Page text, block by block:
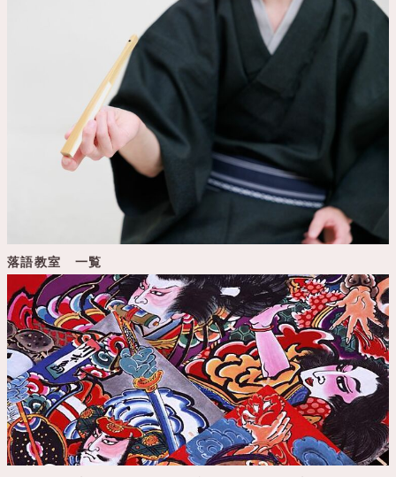
落語教室 一覧